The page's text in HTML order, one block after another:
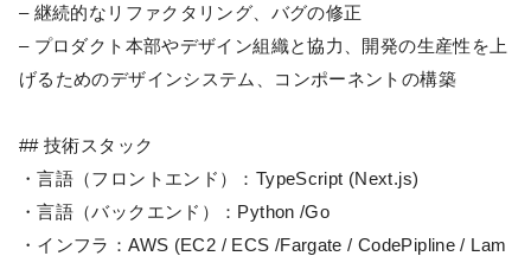
– 継続的なリファクタリング、バグの修正
– プロダクト本部やデザイン組織と協力、開発の生産性を上
げるためのデザインシステム、コンポーネントの構築
## 技術スタック
・言語（フロントエンド）：TypeScript (Next.js)
・言語（バックエンド）：Python /Go
・インフラ：AWS (EC2 / ECS /Fargate / CodePipline / Lam